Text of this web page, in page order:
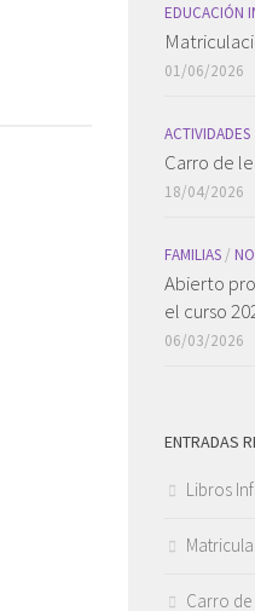
EDUCACIÓN
01/06/2026
ACTIVIDADES
Carro de
18/04/2026
FAMILIAS /
Abierto
el curso
06/03/2026
ENTRADAS
Libros
Carro